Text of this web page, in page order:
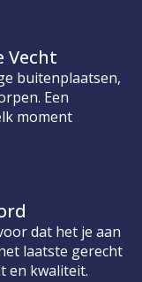
Vecht
buitenplaatsen,
Een
moment
dat het je aan
laatste gerecht
en kwaliteit.